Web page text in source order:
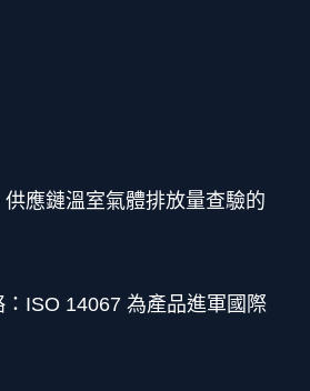
應鏈溫室氣體排放量查驗的
ISO 14067 為產品進軍國際